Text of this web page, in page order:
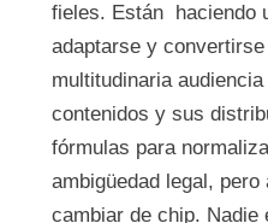
fieles. Están haciendo
adaptarse y
multitudinaria
contenidos y sus
fórmulas para
ambigüedad legal,
cambiar de chip. Nadie